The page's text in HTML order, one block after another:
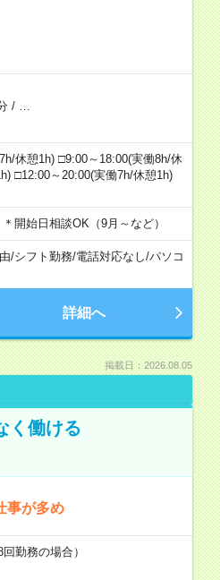
/
休憩1h) □9:00～18:00(実働8h/休
□12:00～20:00(実働7h/休憩1h)
始日相談OK（9月～など）
/シフト勤務/電話対応なし/パソコ
詳細へ
掲載日：2026.08.05
く働ける
事が多め
勤務の場合）